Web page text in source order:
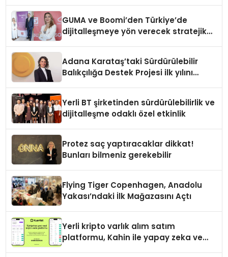
GUMA ve Boomi’den Türkiye’de
dijitalleşmeye yön verecek stratejik
Adana Karataş’taki Sürdürülebilir
Balıkçılığa Destek Projesi ilk yılını
Yerli BT şirketinden sürdürülebilirlik ve
dijitalleşme odaklı özel etkinlik
Protez saç yaptıracaklar dikkat!
Bunları bilmeniz gerekebilir
Flying Tiger Copenhagen, Anadolu
Yakası’ndaki İlk Mağazasını Açtı
Yerli kripto varlık alım satım
platformu, Kahin ile yapay zeka ve